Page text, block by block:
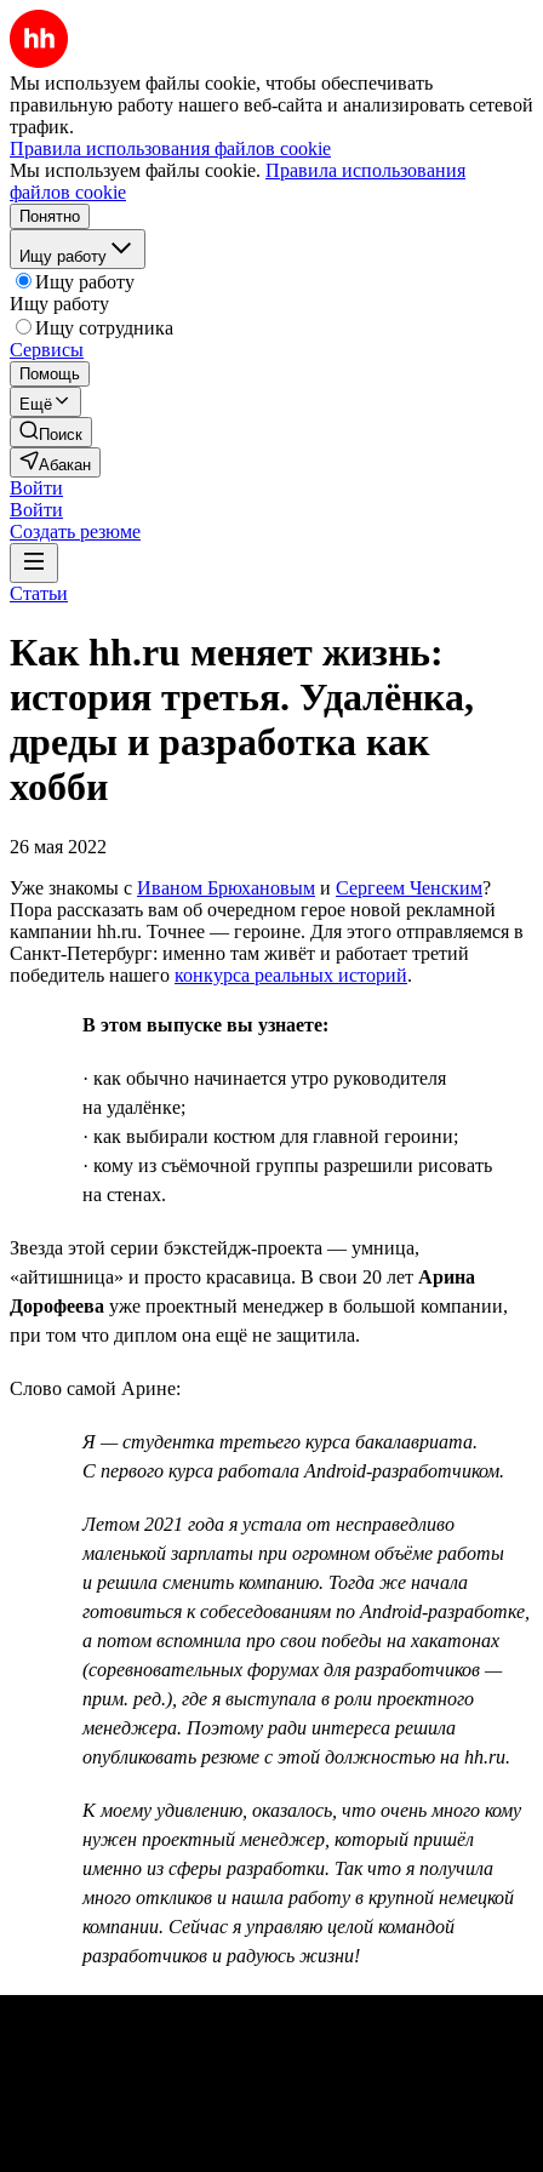
Мы используем файлы cookie, чтобы обеспечивать
правильную работу нашего веб-сайта и анализировать сетевой
трафик.
Правила использования файлов cookie
Мы используем файлы cookie. Правила использования
файлов cookie
Понятно
Ищу работу
Ищу работу
Ищу работу
Ищу сотрудника
Сервисы
Помощь
Ещё
Поиск
Абакан
Войти
Войти
Создать резюме
Статьи
Как hh.ru меняет жизнь:
история третья. Удалёнка,
дреды и разработка как
хобби
26 мая 2022
Уже знакомы с Иваном Брюхановым и Сергеем Ченским?
Пора рассказать вам об очередном герое новой рекламной
кампании hh.ru. Точнее — героине. Для этого отправляемся в
Санкт-Петербург: именно там живёт и работает третий
победитель нашего конкурса реальных историй.
В этом выпуске вы узнаете:
· как обычно начинается утро руководителя
на удалёнке;
· как выбирали костюм для главной героини;
· кому из съёмочной группы разрешили рисовать
на стенах.
Звезда этой серии бэкстейдж-проекта — умница,
«айтишница» и просто красавица. В свои 20 лет Арина
Дорофеева уже проектный менеджер в большой компании,
при том что диплом она ещё не защитила.
Слово самой Арине:
Я — студентка третьего курса бакалавриата.
С первого курса работала Android-разработчиком.
Летом 2021 года я устала от несправедливо
маленькой зарплаты при огромном объёме работы
и решила сменить компанию. Тогда же начала
готовиться к собеседованиям по Android-разработке,
а потом вспомнила про свои победы на хакатонах
(соревновательных форумах для разработчиков —
прим. ред.), где я выступала в роли проектного
менеджера. Поэтому ради интереса решила
опубликовать резюме с этой должностью на hh.ru.
К моему удивлению, оказалось, что очень много кому
нужен проектный менеджер, который пришёл
именно из сферы разработки. Так что я получила
много откликов и нашла работу в крупной немецкой
компании. Сейчас я управляю целой командой
разработчиков и радуюсь жизни!